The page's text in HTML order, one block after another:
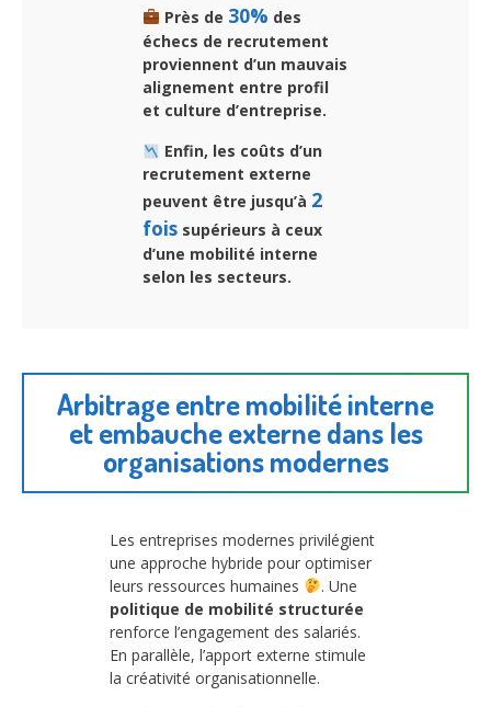
Près de 30% des
échecs de recrutement
proviennent d’un mauvais
alignement entre profil
et culture d’entreprise.
Enfin, les coûts d’un
recrutement externe
peuvent être jusqu’à 2
fois supérieurs à ceux
d’une mobilité interne
selon les secteurs.
Arbitrage entre mobilité interne
et embauche externe dans les
organisations modernes
Les entreprises modernes privilégient
une approche hybride pour optimiser
leurs ressources humaines
. Une
politique de mobilité structurée
renforce l’engagement des salariés.
En parallèle, l’apport externe stimule
la créativité organisationnelle.